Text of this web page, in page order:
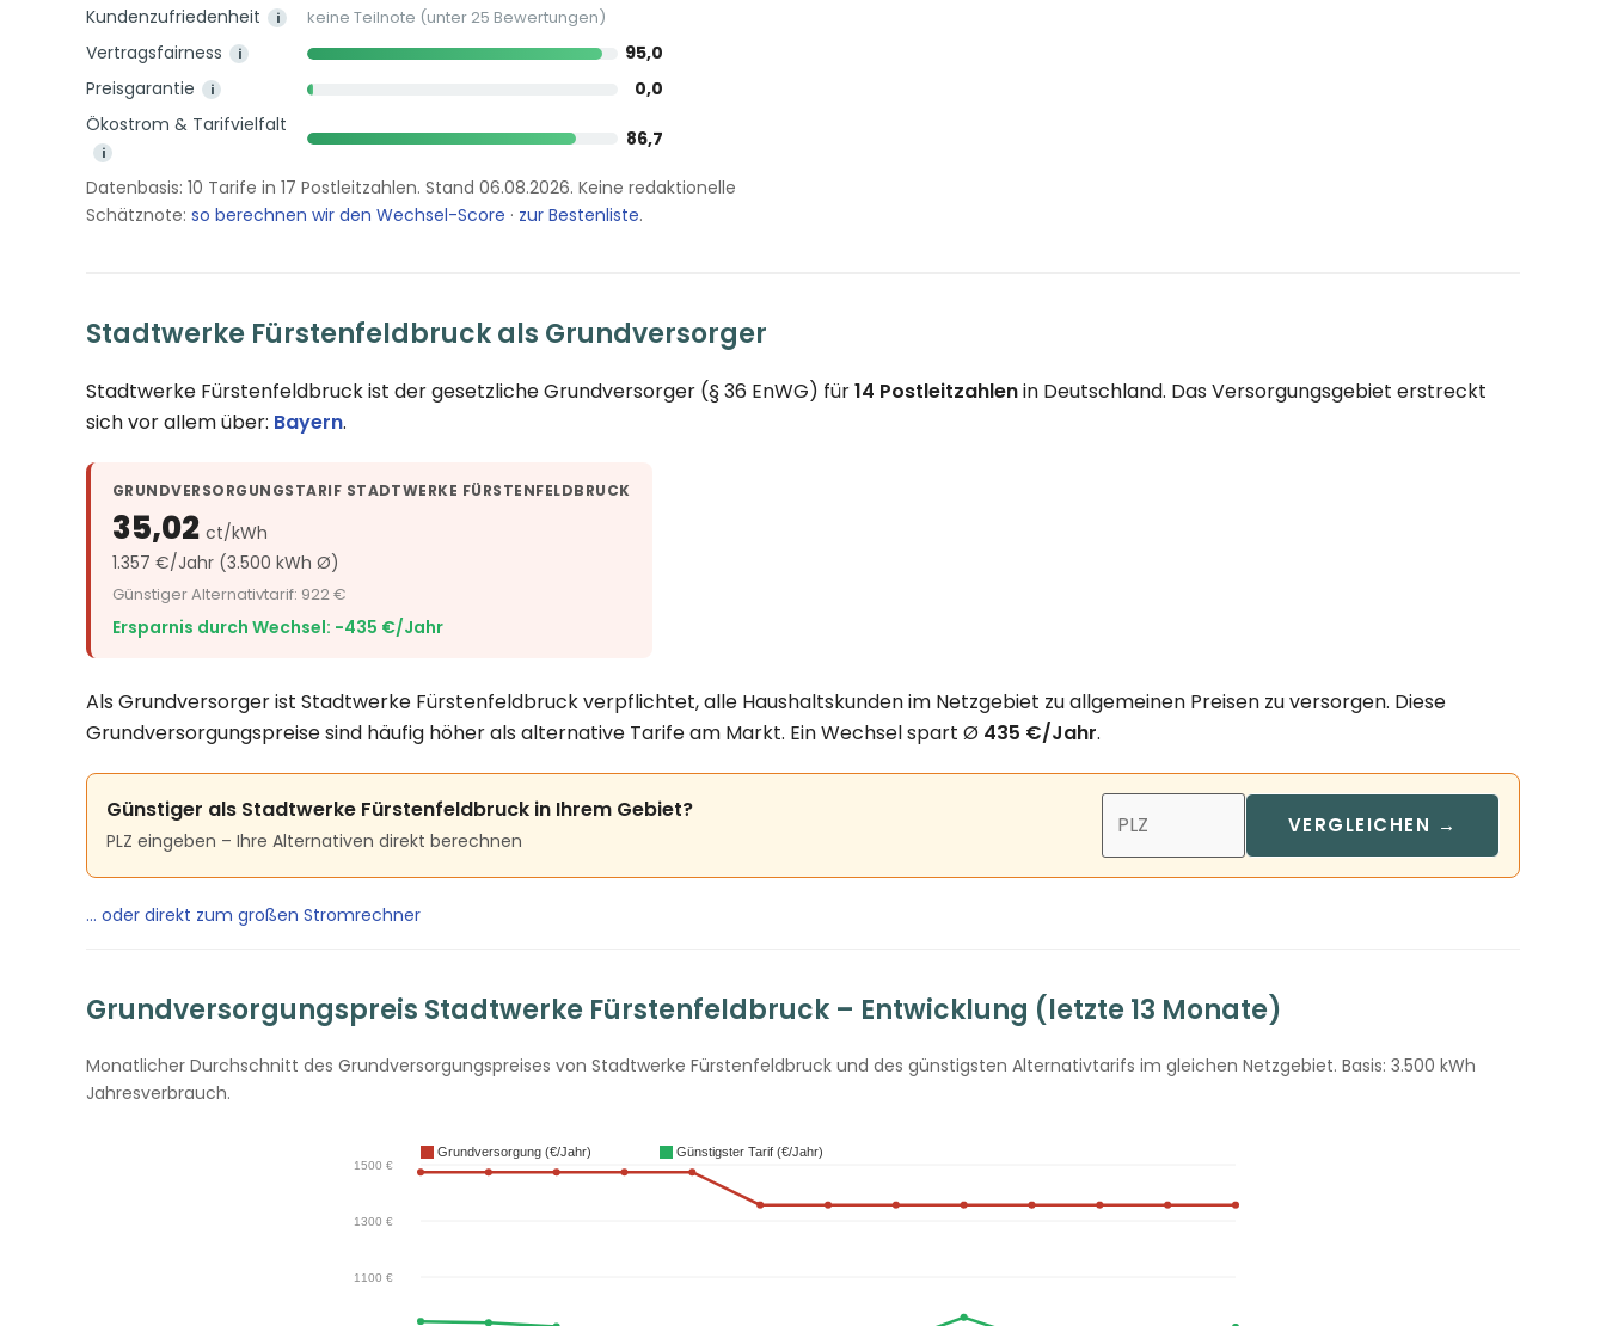
Kundenzufriedenheit
i keine Teilnote (unter 25 Bewertungen)
Vertragsfairness i
95,0
Preisgarantie
i
0,0
Ökostrom & Tarifvielfalt
i
86,7
Datenbasis: 10 Tarife in 17 Postleitzahlen. Stand 06.08.2026. Keine redaktionelle
Schätznote: so berechnen wir den Wechsel-Score · zur Bestenliste.
Stadtwerke Fürstenfeldbruck als Grundversorger
Stadtwerke Fürstenfeldbruck ist der gesetzliche Grundversorger (§ 36 EnWG) für14 Postleitzahlenin Deutschland. Das Versorgungsgebiet erstreckt
sich vor allem über: Bayern.
GRUNDVERSORGUNGSTARIF STADTWERKE FÜRSTENFELDBRUCK
35,02 ct/kWh
1.357 €/Jahr (3.500 kWh Ø)
Günstiger Alternativtarif: 922 €
Ersparnis durch Wechsel: −435 €/Jahr
Als Grundversorger ist Stadtwerke Fürstenfeldbruck verpflichtet, alle Haushaltskunden im Netzgebiet zu allgemeinen Preisen zu versorgen. Diese
Grundversorgungspreise sind häufig höher als alternative Tarife am Markt. Ein Wechsel spart Ø 435 €/Jahr.
Günstiger als Stadtwerke Fürstenfeldbruck in Ihrem Gebiet?
PLZ eingeben – Ihre Alternativen direkt berechnen
VERGLEICHEN →
… oder direkt zum großen Stromrechner
Grundversorgungspreis Stadtwerke Fürstenfeldbruck – Entwicklung (letzte 13 Monate)
Monatlicher Durchschnitt des Grundversorgungspreises von Stadtwerke Fürstenfeldbruck und des günstigsten Alternativtarifs im gleichen Netzgebiet. Basis: 3.500 kWh
Jahresverbrauch.